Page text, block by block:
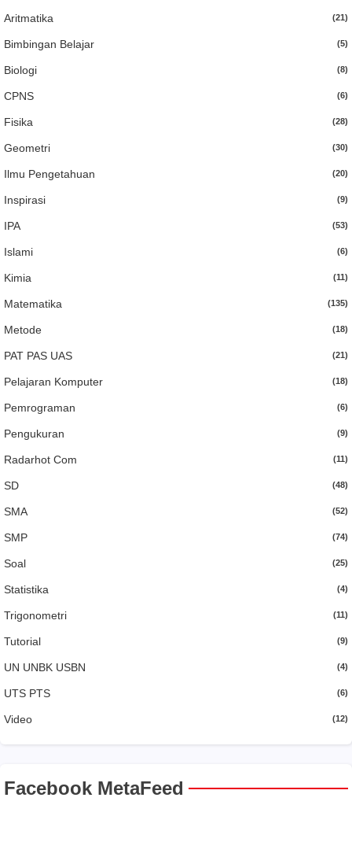
Aritmatika (21)
Bimbingan Belajar (5)
Biologi (8)
CPNS (6)
Fisika (28)
Geometri (30)
Ilmu Pengetahuan (20)
Inspirasi (9)
IPA (53)
Islami (6)
Kimia (11)
Matematika (135)
Metode (18)
PAT PAS UAS (21)
Pelajaran Komputer (18)
Pemrograman (6)
Pengukuran (9)
Radarhot Com (11)
SD (48)
SMA (52)
SMP (74)
Soal (25)
Statistika (4)
Trigonometri (11)
Tutorial (9)
UN UNBK USBN (4)
UTS PTS (6)
Video (12)
Facebook MetaFeed